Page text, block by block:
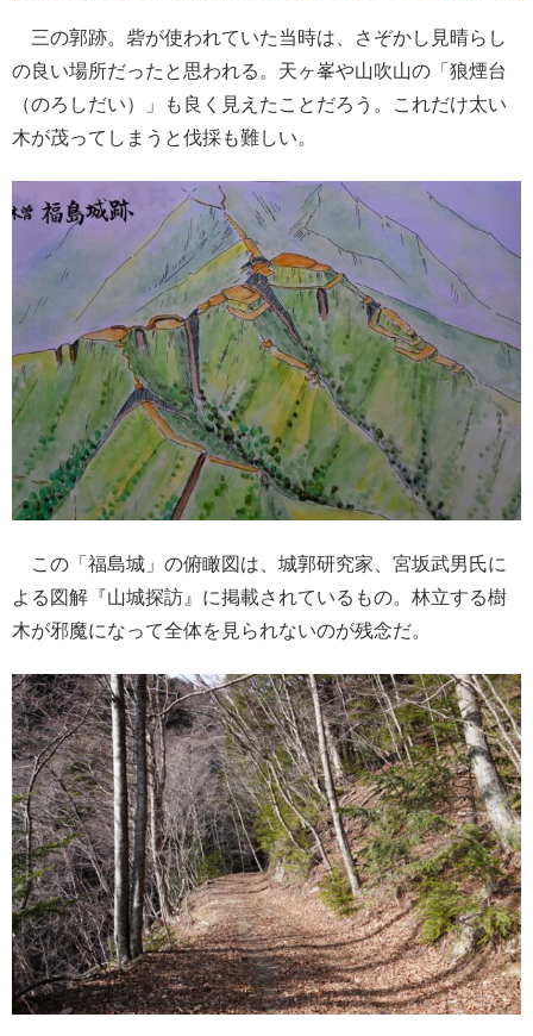
三の郭跡。砦が使われていた当時は、さぞかし見晴らし
の良い場所だったと思われる。天ヶ峯や山吹山の「狼煙台
（のろしだい）」も良く見えたことだろう。これだけ太い
木が茂ってしまうと伐採も難しい。
この「福島城」の俯瞰図は、城郭研究家、宮坂武男氏に
よる図解『山城探訪』に掲載されているもの。林立する樹
木が邪魔になって全体を見られないのが残念だ。